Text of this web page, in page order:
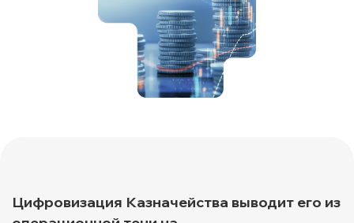
Цифровизация Казначейства выводит его из